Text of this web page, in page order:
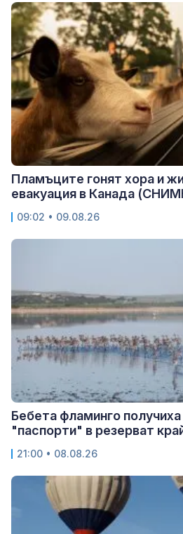
Пламъците гонят хора и
евакуация в Канада
09:02 • 09.08.26
Бебета фламинго
"паспорти" в резерват
21:00 • 08.08.26